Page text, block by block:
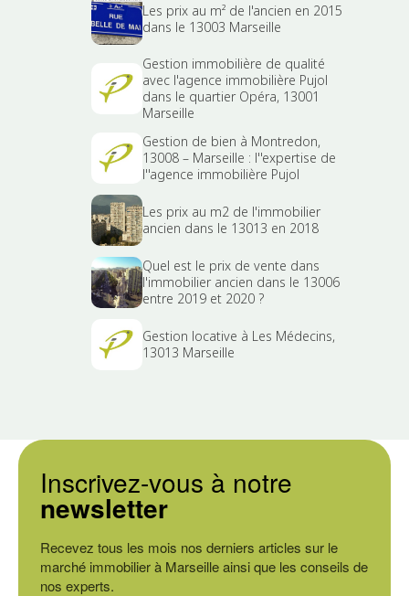
Les prix au m² de l'ancien en 2015
dans le 13003 Marseille
Gestion immobilière de qualité
avec l'agence immobilière Pujol
dans le quartier Opéra, 13001
Marseille
Gestion de bien à Montredon,
13008 – Marseille : l''expertise de
l''agence immobilière Pujol
Les prix au m2 de l'immobilier
ancien dans le 13013 en 2018
Quel est le prix de vente dans
l'immobilier ancien dans le 13006
entre 2019 et 2020 ?
Gestion locative à Les Médecins,
13013 Marseille
Inscrivez-vous à notre
newsletter
Recevez tous les mois nos derniers articles sur le
marché immobilier à Marseille ainsi que les conseils de
nos experts.